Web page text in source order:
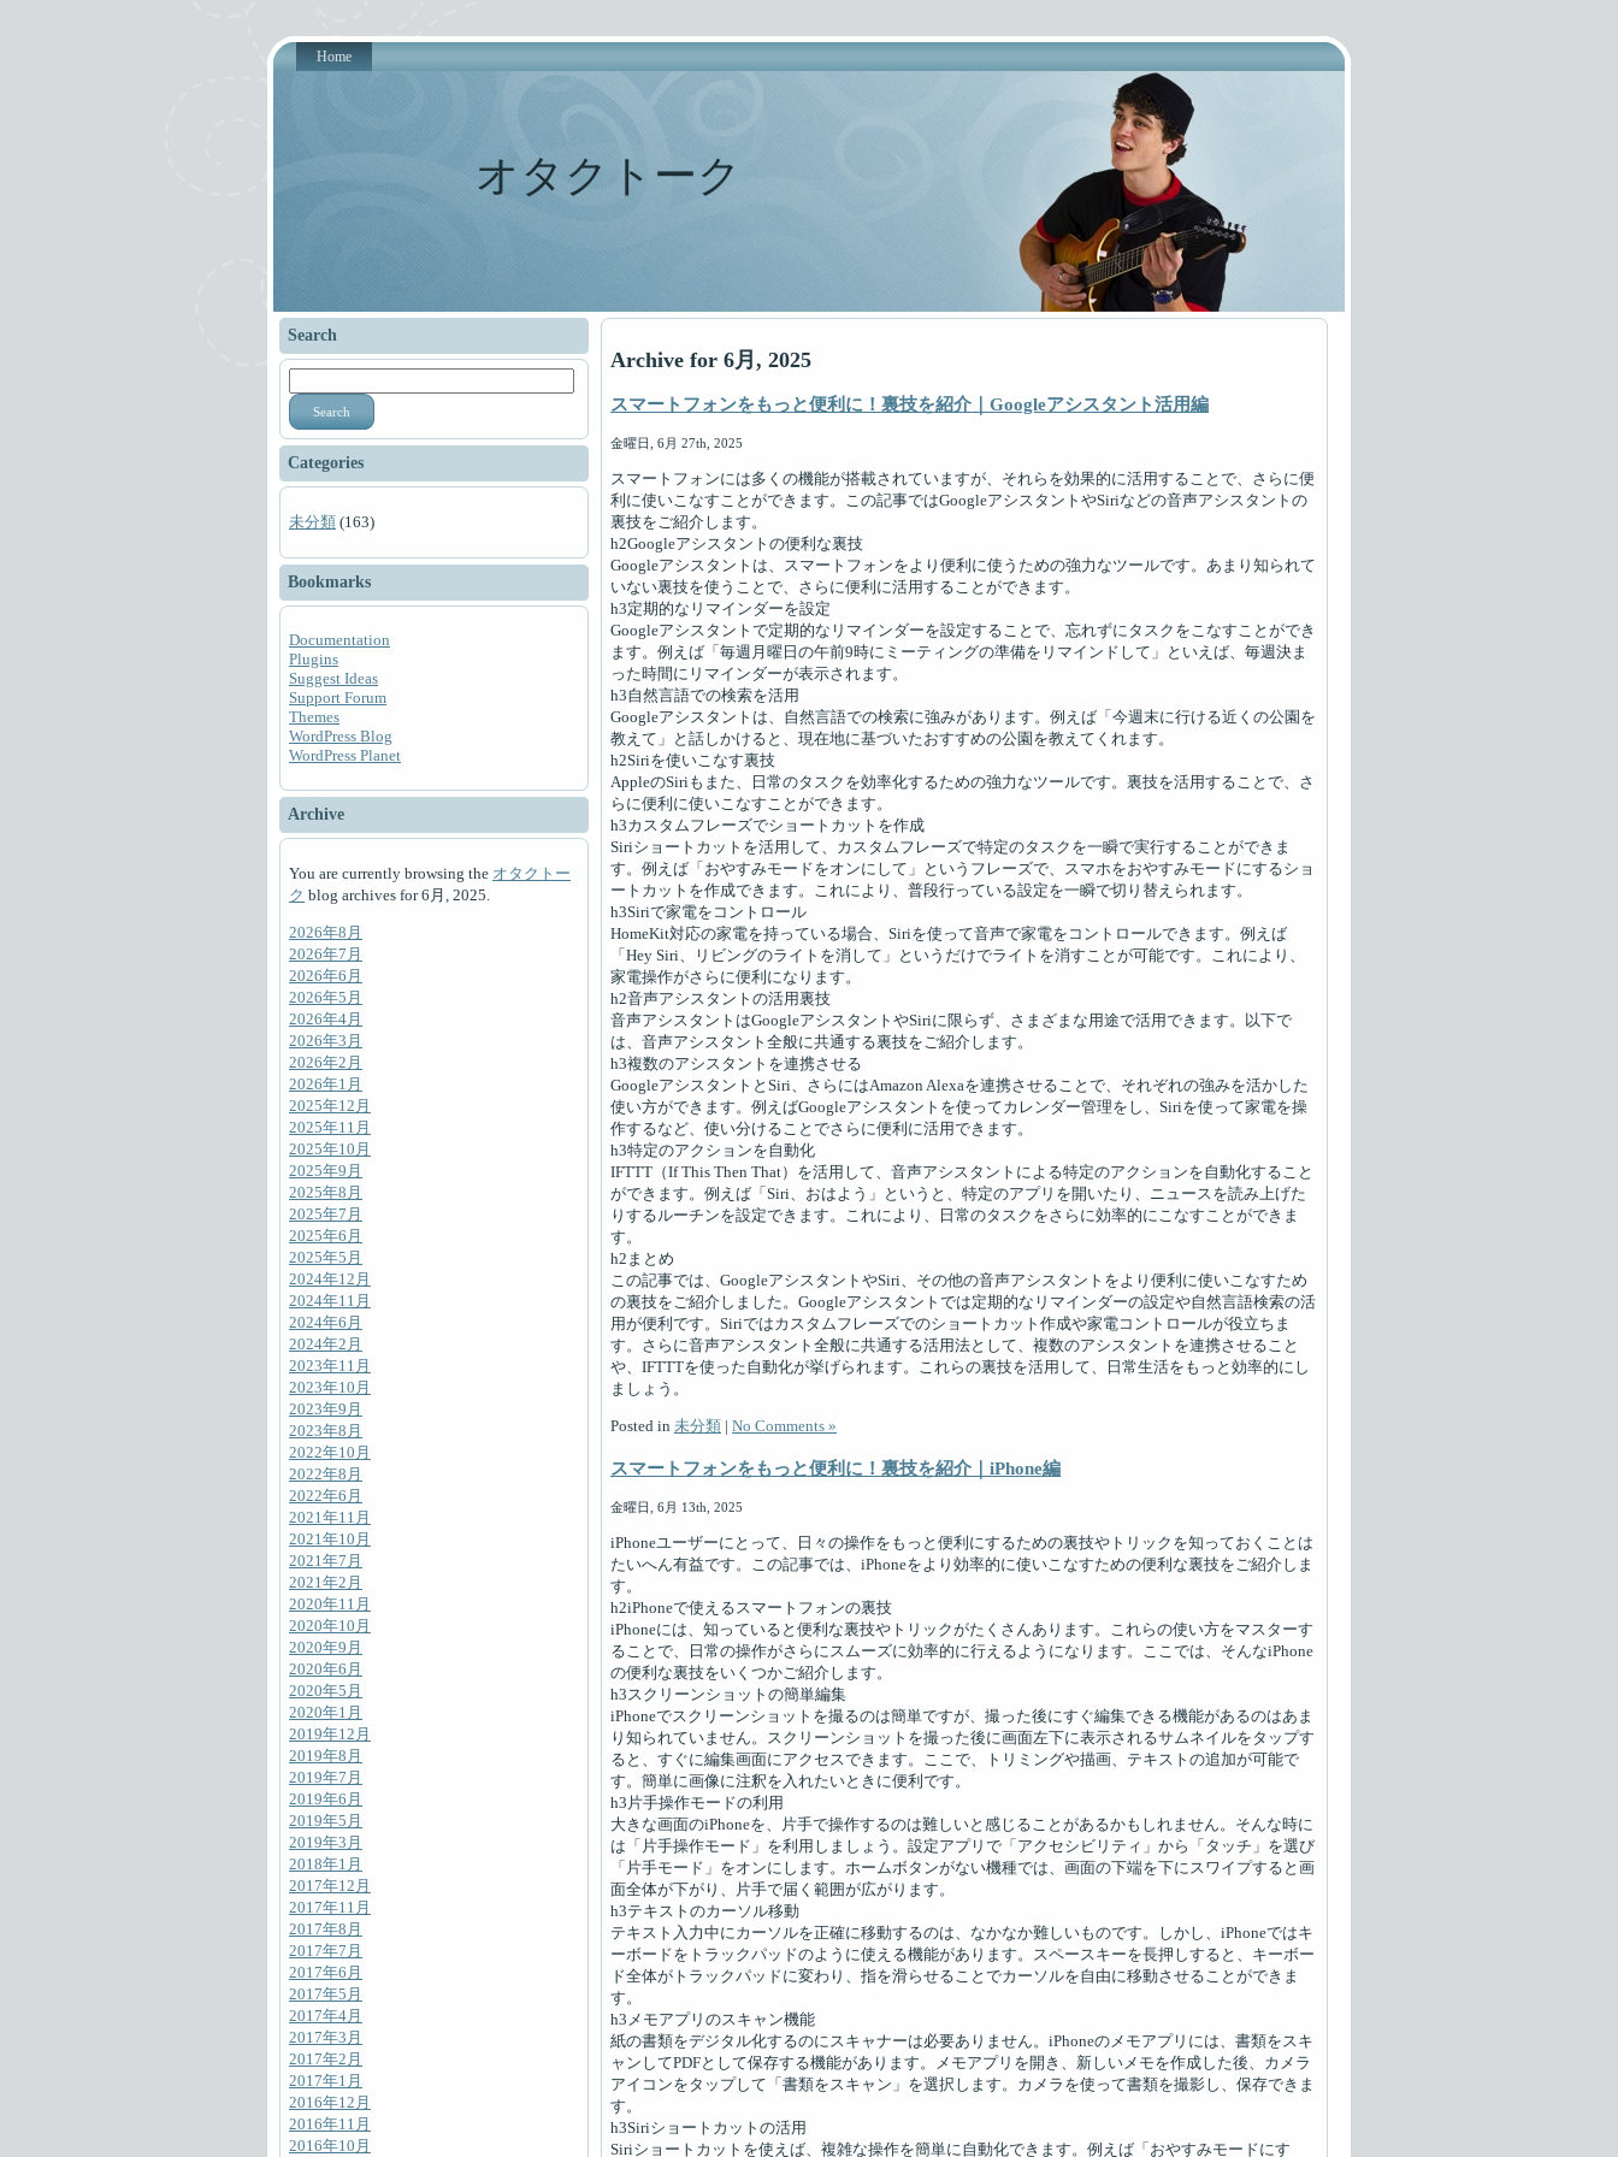
Home
オタクトーク
Search
Search
Categories
未分類 (163)
Bookmarks
Documentation
Plugins
Suggest Ideas
Support Forum
Themes
WordPress Blog
WordPress Planet
Archive
You are currently browsing the オタクトー
ク blog archives for 6月, 2025.
2026年8月
2026年7月
2026年6月
2026年5月
2026年4月
2026年3月
2026年2月
2026年1月
2025年12月
2025年11月
2025年10月
2025年9月
2025年8月
2025年7月
2025年6月
2025年5月
2024年12月
2024年11月
2024年6月
2024年2月
2023年11月
2023年10月
2023年9月
2023年8月
2022年10月
2022年8月
2022年6月
2021年11月
2021年10月
2021年7月
2021年2月
2020年11月
2020年10月
2020年9月
2020年6月
2020年5月
2020年1月
2019年12月
2019年8月
2019年7月
2019年6月
2019年5月
2019年3月
2018年1月
2017年12月
2017年11月
2017年8月
2017年7月
2017年6月
2017年5月
2017年4月
2017年3月
2017年2月
2017年1月
2016年12月
2016年11月
2016年10月
Archive for 6月, 2025
スマートフォンをもっと便利に！裏技を紹介｜Googleアシスタント活用編
金曜日, 6月 27th, 2025
スマートフォンには多くの機能が搭載されていますが、それらを効果的に活用することで、さらに便
利に使いこなすことができます。この記事ではGoogleアシスタントやSiriなどの音声アシスタントの
裏技をご紹介します。
h2Googleアシスタントの便利な裏技
Googleアシスタントは、スマートフォンをより便利に使うための強力なツールです。あまり知られて
いない裏技を使うことで、さらに便利に活用することができます。
h3定期的なリマインダーを設定
Googleアシスタントで定期的なリマインダーを設定することで、忘れずにタスクをこなすことができ
ます。例えば「毎週月曜日の午前9時にミーティングの準備をリマインドして」といえば、毎週決ま
った時間にリマインダーが表示されます。
h3自然言語での検索を活用
Googleアシスタントは、自然言語での検索に強みがあります。例えば「今週末に行ける近くの公園を
教えて」と話しかけると、現在地に基づいたおすすめの公園を教えてくれます。
h2Siriを使いこなす裏技
AppleのSiriもまた、日常のタスクを効率化するための強力なツールです。裏技を活用することで、さ
らに便利に使いこなすことができます。
h3カスタムフレーズでショートカットを作成
Siriショートカットを活用して、カスタムフレーズで特定のタスクを一瞬で実行することができま
す。例えば「おやすみモードをオンにして」というフレーズで、スマホをおやすみモードにするショ
ートカットを作成できます。これにより、普段行っている設定を一瞬で切り替えられます。
h3Siriで家電をコントロール
HomeKit対応の家電を持っている場合、Siriを使って音声で家電をコントロールできます。例えば
「Hey Siri、リビングのライトを消して」というだけでライトを消すことが可能です。これにより、
家電操作がさらに便利になります。
h2音声アシスタントの活用裏技
音声アシスタントはGoogleアシスタントやSiriに限らず、さまざまな用途で活用できます。以下で
は、音声アシスタント全般に共通する裏技をご紹介します。
h3複数のアシスタントを連携させる
GoogleアシスタントとSiri、さらにはAmazon Alexaを連携させることで、それぞれの強みを活かした
使い方ができます。例えばGoogleアシスタントを使ってカレンダー管理をし、Siriを使って家電を操
作するなど、使い分けることでさらに便利に活用できます。
h3特定のアクションを自動化
IFTTT（If This Then That）を活用して、音声アシスタントによる特定のアクションを自動化すること
ができます。例えば「Siri、おはよう」というと、特定のアプリを開いたり、ニュースを読み上げた
りするルーチンを設定できます。これにより、日常のタスクをさらに効率的にこなすことができま
す。
h2まとめ
この記事では、GoogleアシスタントやSiri、その他の音声アシスタントをより便利に使いこなすため
の裏技をご紹介しました。Googleアシスタントでは定期的なリマインダーの設定や自然言語検索の活
用が便利です。Siriではカスタムフレーズでのショートカット作成や家電コントロールが役立ちま
す。さらに音声アシスタント全般に共通する活用法として、複数のアシスタントを連携させること
や、IFTTTを使った自動化が挙げられます。これらの裏技を活用して、日常生活をもっと効率的にし
ましょう。
Posted in 未分類 | No Comments »
スマートフォンをもっと便利に！裏技を紹介｜iPhone編
金曜日, 6月 13th, 2025
iPhoneユーザーにとって、日々の操作をもっと便利にするための裏技やトリックを知っておくことは
たいへん有益です。この記事では、iPhoneをより効率的に使いこなすための便利な裏技をご紹介しま
す。
h2iPhoneで使えるスマートフォンの裏技
iPhoneには、知っていると便利な裏技やトリックがたくさんあります。これらの使い方をマスターす
ることで、日常の操作がさらにスムーズに効率的に行えるようになります。ここでは、そんなiPhone
の便利な裏技をいくつかご紹介します。
h3スクリーンショットの簡単編集
iPhoneでスクリーンショットを撮るのは簡単ですが、撮った後にすぐ編集できる機能があるのはあま
り知られていません。スクリーンショットを撮った後に画面左下に表示されるサムネイルをタップす
ると、すぐに編集画面にアクセスできます。ここで、トリミングや描画、テキストの追加が可能で
す。簡単に画像に注釈を入れたいときに便利です。
h3片手操作モードの利用
大きな画面のiPhoneを、片手で操作するのは難しいと感じることがあるかもしれません。そんな時に
は「片手操作モード」を利用しましょう。設定アプリで「アクセシビリティ」から「タッチ」を選び
「片手モード」をオンにします。ホームボタンがない機種では、画面の下端を下にスワイプすると画
面全体が下がり、片手で届く範囲が広がります。
h3テキストのカーソル移動
テキスト入力中にカーソルを正確に移動するのは、なかなか難しいものです。しかし、iPhoneではキ
ーボードをトラックパッドのように使える機能があります。スペースキーを長押しすると、キーボー
ド全体がトラックパッドに変わり、指を滑らせることでカーソルを自由に移動させることができま
す。
h3メモアプリのスキャン機能
紙の書類をデジタル化するのにスキャナーは必要ありません。iPhoneのメモアプリには、書類をスキ
ャンしてPDFとして保存する機能があります。メモアプリを開き、新しいメモを作成した後、カメラ
アイコンをタップして「書類をスキャン」を選択します。カメラを使って書類を撮影し、保存できま
す。
h3Siriショートカットの活用
Siriショートカットを使えば、複雑な操作を簡単に自動化できます。例えば「おやすみモードにす